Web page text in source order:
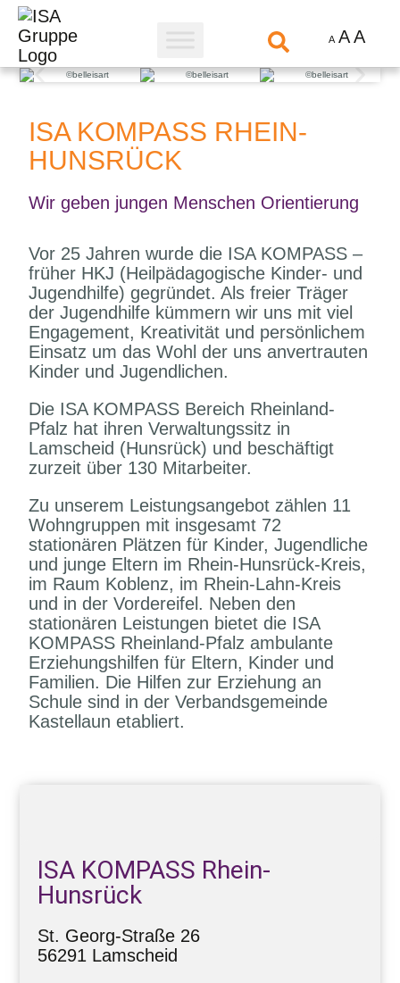
A AA
ISA KOMPASS RHEIN-
HUNSRÜCK
Wir geben jungen Menschen Orientierung
Vor 25 Jahren wurde die ISA KOMPASS –
früher HKJ (Heilpädagogische Kinder- und
Jugendhilfe) gegründet. Als freier Träger
der Jugendhilfe kümmern wir uns mit viel
Engagement, Kreativität und persönlichem
Einsatz um das Wohl der uns anvertrauten
Kinder und Jugendlichen.
Die ISA KOMPASS Bereich Rheinland-
Pfalz hat ihren Verwaltungssitz in
Lamscheid (Hunsrück) und beschäftigt
zurzeit über 130 Mitarbeiter.
Zu unserem Leistungsangebot zählen 11
Wohngruppen mit insgesamt 72
stationären Plätzen für Kinder, Jugendliche
und junge Eltern im Rhein-Hunsrück-Kreis,
im Raum Koblenz, im Rhein-Lahn-Kreis
und in der Vordereifel. Neben den
stationären Leistungen bietet die ISA
KOMPASS Rheinland-Pfalz ambulante
Erziehungshilfen für Eltern, Kinder und
Familien. Die Hilfen zur Erziehung an
Schule sind in der Verbandsgemeinde
Kastellaun etabliert.
ISA KOMPASS Rhein-
Hunsrück
St. Georg-Straße 26
56291 Lamscheid